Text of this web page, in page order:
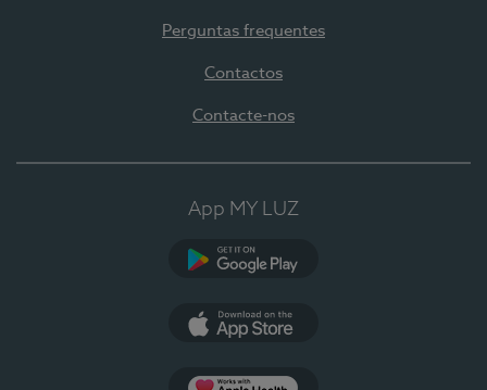
Perguntas frequentes
Contactos
Contacte-nos
App MY LUZ